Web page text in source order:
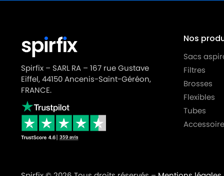
LG-GOLDSTAR
LG-GOLDSTAR TURBO V 3310
LG-GOLDSTAR
LG-GOLDSTAR TURBO X
LG-GOLDSTAR
LG-GOLDSTAR ULTRA PULSE
LG-GOLDSTAR
LG-GOLDSTAR V 2700
LG-GOLDSTAR
LG-GOLDSTAR V 2700 à V
Spirfix – SARL RA – 167 rue Gustave
Eiffel, 44150 Ancenis-Saint-Géréon,
FRANCE.
Nos
Sacs
Filtres
Brosses
Flexibles
Tubes